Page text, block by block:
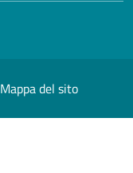
Mappa del sito